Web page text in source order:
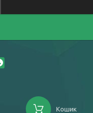
Кошик